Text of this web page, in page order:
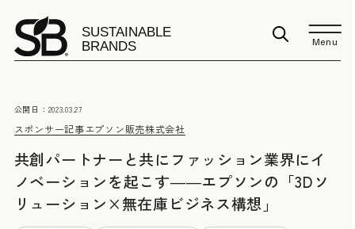
Menu
スポンサー記事エプソン販売株式会社
公開日： 2023.03.27
共創パートナーと共にファッション業界にイ
ノベーションを起こす――エプソンの「3Dソ
リューション×無在庫ビジネス構想」